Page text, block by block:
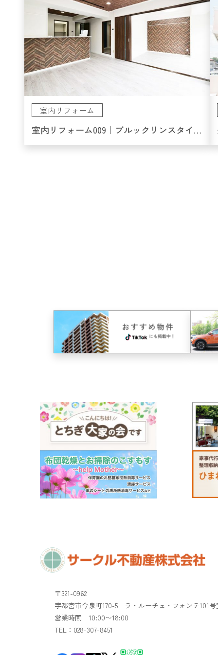
室内リフォーム
室内リフォーム009｜ブルックリンスタイルを意識したLDK
〒321-0962
宇都宮市今泉町170-5 ラ・ルーチェ・フォンテ101号
​​​​​​​営業時間 10:00〜18:00
TEL：028-307-8451